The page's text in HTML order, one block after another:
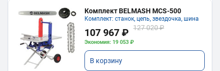
Комплект BELMASH MCS-500
Комплект: станок, цепь, звездочка, шина
107 967 ₽ 127 020 ₽
Экономия: 19 053 ₽
В корзину